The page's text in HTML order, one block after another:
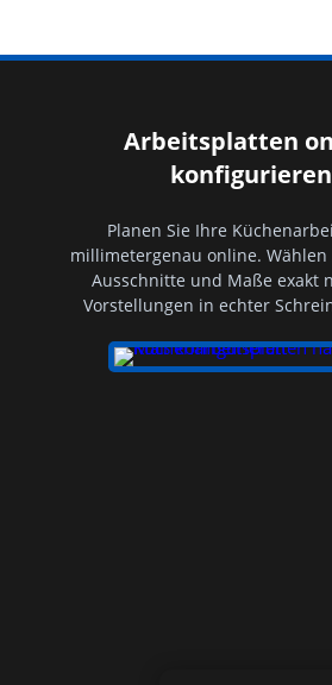
Arbeitsplatten
konfigurieren
Planen Sie Ihre
millimetergenau online. Wählen
Ausschnitte und Maße exakt
Vorstellungen in echter